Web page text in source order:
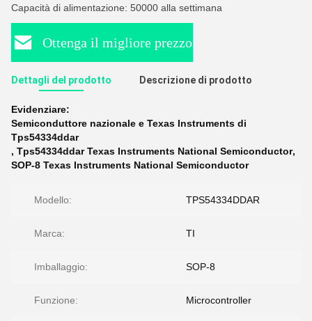
Capacità di alimentazione: 50000 alla settimana
Ottenga il migliore prezzo
Dettagli del prodotto Descrizione di prodotto
Evidenziare:
Semiconduttore nazionale e Texas Instruments di
Tps54334ddar
, Tps54334ddar Texas Instruments National Semiconductor,
SOP-8 Texas Instruments National Semiconductor
Modello: TPS54334DDAR
Marca: TI
Imballaggio: SOP-8
Funzione: Microcontroller